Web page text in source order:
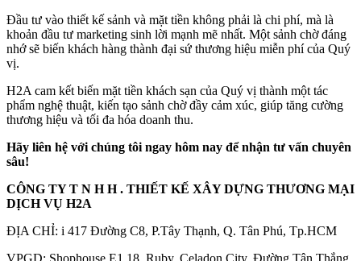
Đầu tư vào thiết kế sảnh và mặt tiền không phải là chi phí, mà là
khoản đầu tư marketing sinh lời mạnh mẽ nhất. Một sảnh chờ đáng
nhớ sẽ biến khách hàng thành đại sứ thương hiệu miễn phí của Quý
vị.
H2A cam kết biến mặt tiền khách sạn của Quý vị thành một tác
phẩm nghệ thuật, kiến tạo sảnh chờ đầy cảm xúc, giúp tăng cường
thương hiệu và tối đa hóa doanh thu.
Hãy liên hệ với chúng tôi ngay hôm nay để nhận tư vấn chuyên
sâu!
CÔNG TY T N H H . THIẾT KẾ XÂY DỰNG THƯƠNG MẠI
DỊCH VỤ H2A
ĐỊA CHỈ: i 417 Đường C8, P.Tây Thạnh, Q. Tân Phú, Tp.HCM
VPGD: Shophouse E1.18, Ruby, Celadon City, Đường Tân Thắng,